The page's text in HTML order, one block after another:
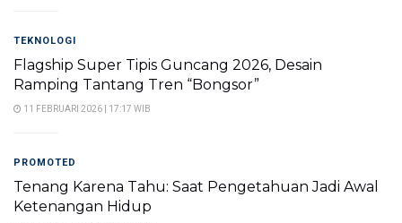
TEKNOLOGI
Flagship Super Tipis Guncang 2026, Desain
Ramping Tantang Tren “Bongsor”
11 FEBRUARI 2026 | 17:17 WIB
PROMOTED
Tenang Karena Tahu: Saat Pengetahuan Jadi Awal
Ketenangan Hidup